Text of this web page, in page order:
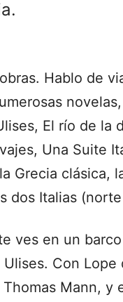
Hablo de
El río de la
Una Suite
Grecia clásica,
dos Italias
ves en un
Con Lope
Mann, y